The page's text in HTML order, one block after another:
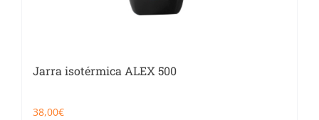
Jarra isotérmica ALEX 500
38,00€